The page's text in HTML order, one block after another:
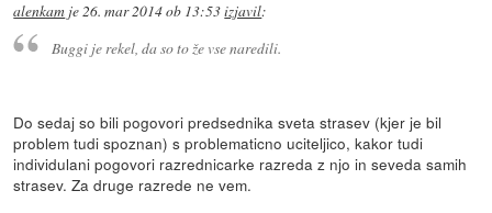
alenkam je26. mar 2014 ob 13:53izjavil:
Buggi je rekel, da so to že vse naredili.
Do sedaj so bili pogovori predsednika sveta strasev (kjer je bil
problem tudi spoznan) s problematicno uciteljico, kakor tudi
individulani pogovori razrednicarke razreda z njo in seveda samih
strasev. Za druge razrede ne vem.